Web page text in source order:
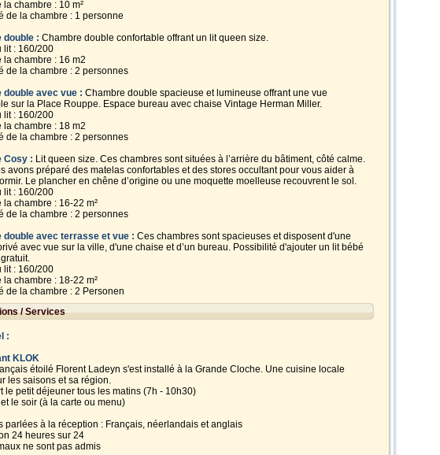
la chambre : 10 m²
de la chambre : 1 personne
double : Chambre double confortable offrant un lit queen size.
lit : 160/200
la chambre : 16 m2
de la chambre : 2 personnes
double avec vue : Chambre double spacieuse et lumineuse offrant une vue
sur la Place Rouppe. Espace bureau avec chaise Vintage Herman Miller.
lit : 160/200
la chambre : 18 m2
de la chambre : 2 personnes
Cosy : Lit queen size. Ces chambres sont situées à l’arrière du bâtiment, côté calme.
avons préparé des matelas confortables et des stores occultant pour vous aider à
Le plancher en chêne d’origine ou une moquette moelleuse recouvrent le sol.
lit : 160/200
la chambre : 16-22 m²
de la chambre : 2 personnes
double avec terrasse et vue : Ces chambres sont spacieuses et disposent d'une
avec vue sur la ville, d'une chaise et d’un bureau. Possibilité d'ajouter un lit bébé
lit : 160/200
la chambre : 18-22 m²
de la chambre : 2 Personen
/ Services
:
KLOK
étoilé Florent Ladeyn s'est installé à la Grande Cloche. Une cuisine locale
les saisons et sa région.
le petit déjeuner tous les matins (7h - 10h30)
le soir (à la carte ou menu)
parlées à la réception : Français, néerlandais et anglais
24 heures sur 24
ne sont pas admis